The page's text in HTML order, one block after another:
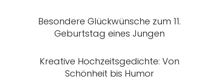
Besondere Glückwünsche zum 11.
Geburtstag eines Jungen
Kreative Hochzeitsgedichte: Von
Schönheit bis Humor